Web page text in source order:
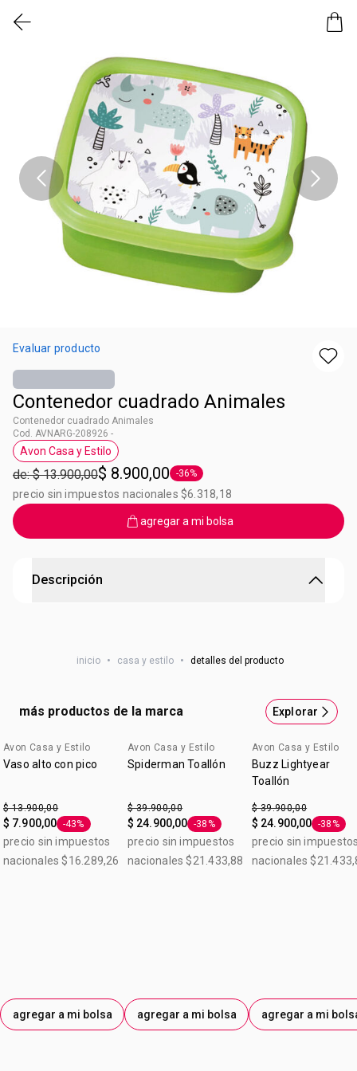
Evaluar producto
Contenedor cuadrado Animales
Contenedor cuadrado Animales
Cod. AVNARG-208926 -
Etiqueta Avon Casa y Estilo
Avon Casa y Estilo
de: $ 13.900,00$ 8.900,00 Etiqueta -36%
-36%
precio sin impuestos nacionales $6.318,18
agregar a mi bolsa
Descripción
Medidas: largo: 14 cm. Ancho: 14 cm. Alto: 5.5 cm.
inicio • casa y estilo • detalles del producto
más productos de la marca Explorar
Avon Casa y Estilo
Vaso alto con pico
$ 13.900,00
$ 7.900,00 Etiqueta -43%
-43%
precio sin impuestos
nacionales $16.289,26
agregar a mi bolsa
Avon Casa y Estilo
Spiderman Toallón
$ 39.900,00
$ 24.900,00 Etiqueta -38%
-38%
precio sin impuestos
nacionales $21.433,88
agregar a mi bolsa
Avon Casa y Estilo
Buzz Lightyear
Toallón
$ 39.900,00
$ 24.900,00 Etiqueta
-38%
precio sin
nacionales
agregar a mi